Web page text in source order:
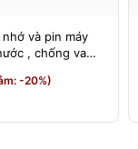
và pin máy
, chống va
-20%)